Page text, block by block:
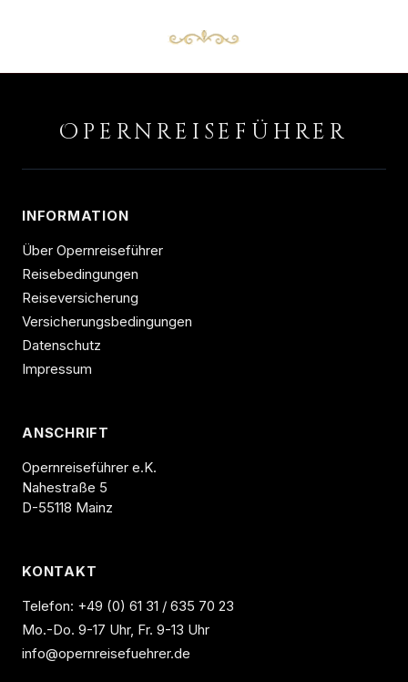
O PERNREISEFÜHRER
INFORMATION
Über Opernreiseführer
Reisebedingungen
Reiseversicherung
Versicherungsbedingungen
Datenschutz
Impressum
ANSCHRIFT
Opernreiseführer e.K.
Nahestraße 5
D-55118 Mainz
KONTAKT
Telefon: +49 (0) 61 31 / 635 70 23
Mo.-Do. 9-17 Uhr, Fr. 9-13 Uhr
info@opernreisefuehrer.de